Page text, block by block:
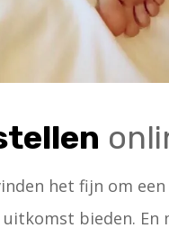
het fijn om
bieden. En